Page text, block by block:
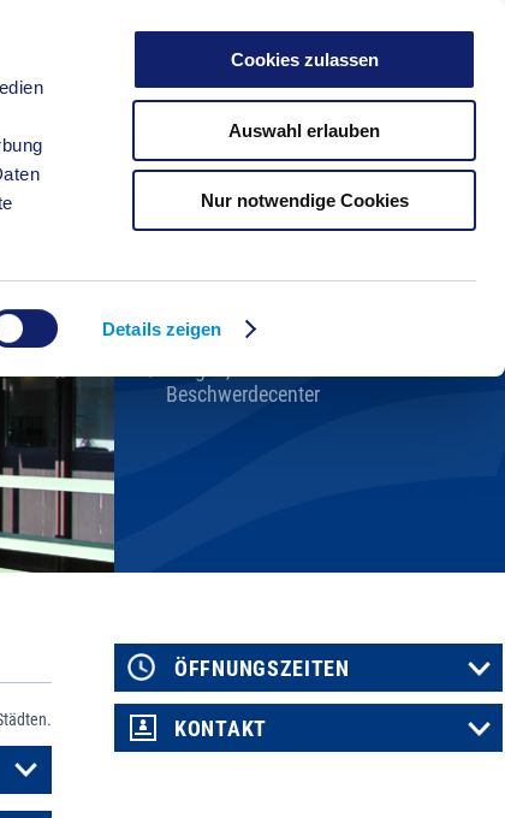
Details zeigen
Cookies zulassen
Auswahl erlauben
Nur notwendige Cookies
Kreisverwaltung A-Z
Karriere beim Kreis
Beschwerdecenter
ÖFFNUNGSZEITEN
KONTAKT